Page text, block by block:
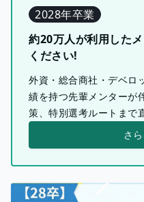
2028年卒業
約20万人が利用した
ください!
外資・総合商社・デベロ
績を持つ先輩メンターが
策、特別選考ルートまで
さ